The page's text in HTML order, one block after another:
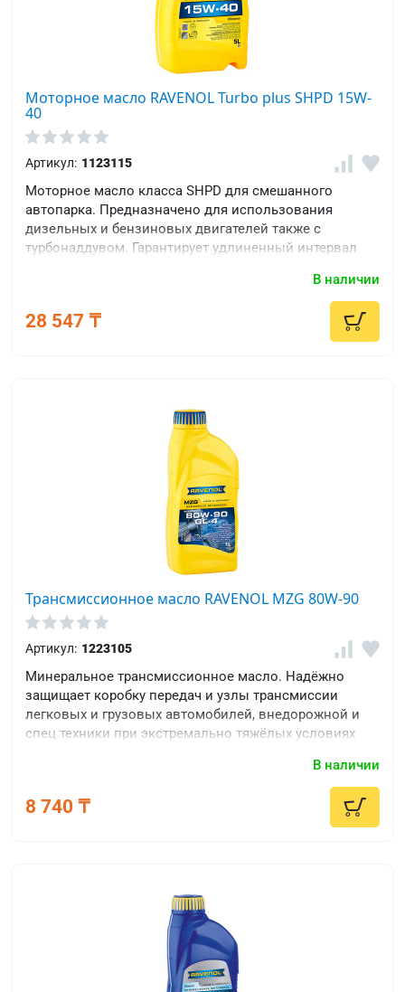
Моторное масло RAVENOL Turbo plus SHPD 15W-
40
Артикул: 1123115
Моторное масло класса SHPD для смешанного
автопарка. Предназначено для использования
дизельных и бензиновых двигателей также с
турбонаддувом. Гарантирует удлиненный интервал
В наличии
28 547 ₸
Трансмиссионное масло RAVENOL MZG 80W-90
Артикул: 1223105
Минеральное трансмиссионное масло. Надёжно
защищает коробку передач и узлы трансмиссии
легковых и грузовых автомобилей, внедорожной и
спец.техники при экстремально тяжёлых условиях
В наличии
8 740 ₸